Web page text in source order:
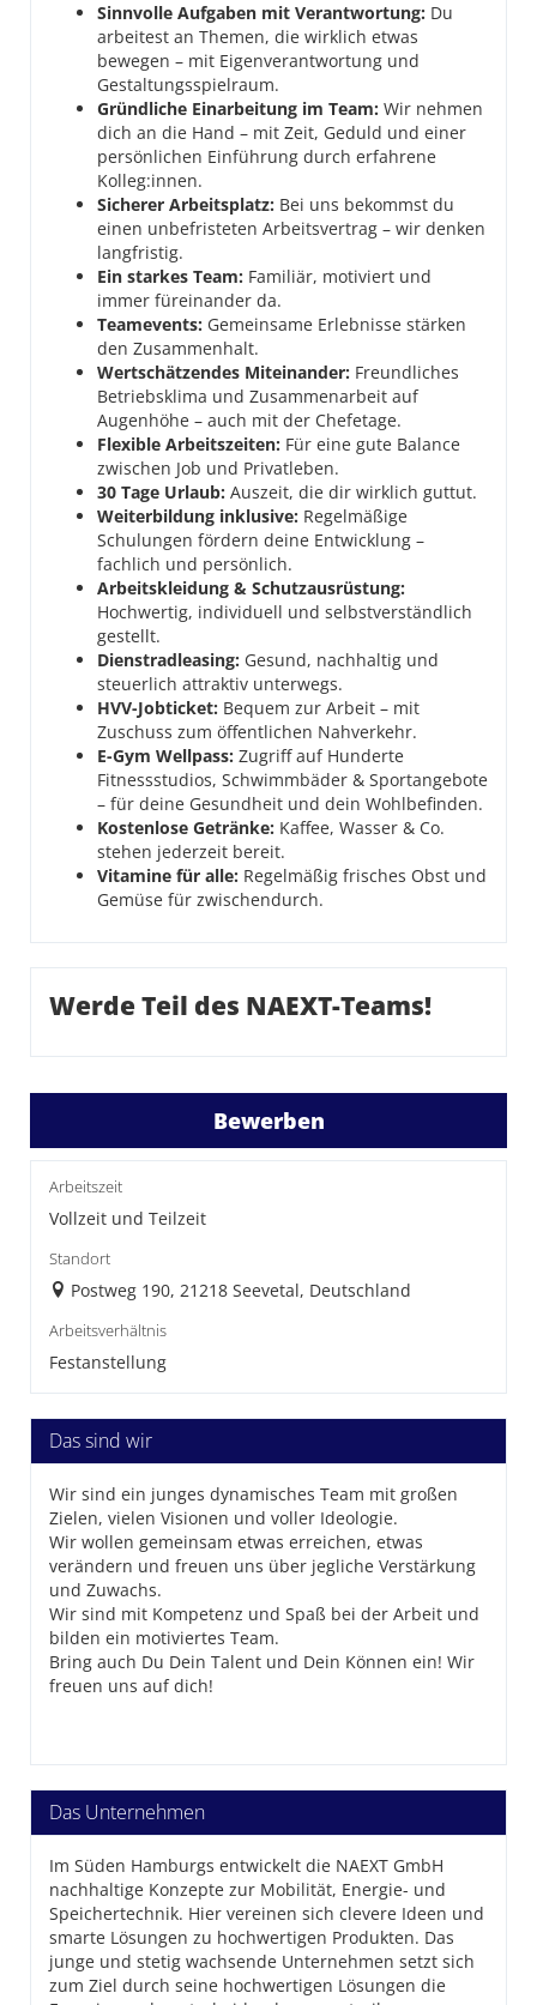
Sinnvolle Aufgaben mit Verantwortung: Du
arbeitest an Themen, die wirklich etwas
bewegen – mit Eigenverantwortung und
Gestaltungsspielraum.
Gründliche Einarbeitung im Team: Wir nehmen
dich an die Hand – mit Zeit, Geduld und einer
persönlichen Einführung durch erfahrene
Kolleg:innen.
Sicherer Arbeitsplatz: Bei uns bekommst du
einen unbefristeten Arbeitsvertrag – wir denken
langfristig.
Ein starkes Team: Familiär, motiviert und
immer füreinander da.
Teamevents: Gemeinsame Erlebnisse stärken
den Zusammenhalt.
Wertschätzendes Miteinander: Freundliches
Betriebsklima und Zusammenarbeit auf
Augenhöhe – auch mit der Chefetage.
Flexible Arbeitszeiten: Für eine gute Balance
zwischen Job und Privatleben.
30 Tage Urlaub: Auszeit, die dir wirklich guttut.
Weiterbildung inklusive: Regelmäßige
Schulungen fördern deine Entwicklung –
fachlich und persönlich.
Arbeitskleidung & Schutzausrüstung:
Hochwertig, individuell und selbstverständlich
gestellt.
Dienstradleasing: Gesund, nachhaltig und
steuerlich attraktiv unterwegs.
HVV-Jobticket: Bequem zur Arbeit – mit
Zuschuss zum öffentlichen Nahverkehr.
E-Gym Wellpass: Zugriff auf Hunderte
Fitnessstudios, Schwimmbäder & Sportangebote
– für deine Gesundheit und dein Wohlbefinden.
Kostenlose Getränke: Kaffee, Wasser & Co.
stehen jederzeit bereit.
Vitamine für alle: Regelmäßig frisches Obst und
Gemüse für zwischendurch.
Werde Teil des NAEXT-Teams!
Bewerben
Arbeitszeit
Vollzeit und Teilzeit
Standort
Postweg 190, 21218 Seevetal, Deutschland
Arbeitsverhältnis
Festanstellung
Das sind wir
Wir sind ein junges dynamisches Team mit großen
Zielen, vielen Visionen und voller Ideologie.
Wir wollen gemeinsam etwas erreichen, etwas
verändern und freuen uns über jegliche Verstärkung
und Zuwachs.
Wir sind mit Kompetenz und Spaß bei der Arbeit und
bilden ein motiviertes Team.
Bring auch Du Dein Talent und Dein Können ein! Wir
freuen uns auf dich!
Das Unternehmen
Im Süden Hamburgs entwickelt die NAEXT GmbH
nachhaltige Konzepte zur Mobilität, Energie- und
Speichertechnik. Hier vereinen sich clevere Ideen und
smarte Lösungen zu hochwertigen Produkten. Das
junge und stetig wachsende Unternehmen setzt sich
zum Ziel durch seine hochwertigen Lösungen die